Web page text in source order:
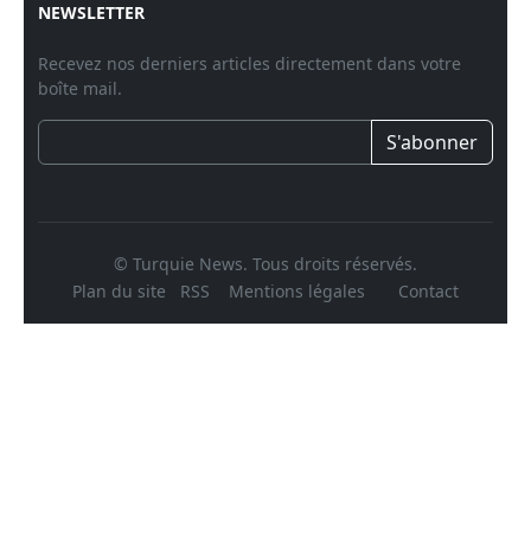
NEWSLETTER
Recevez nos derniers articles directement dans votre
boîte mail.
S'abonner
© Turquie News. Tous droits réservés.
Plan du site
RSS Mentions légales Contact